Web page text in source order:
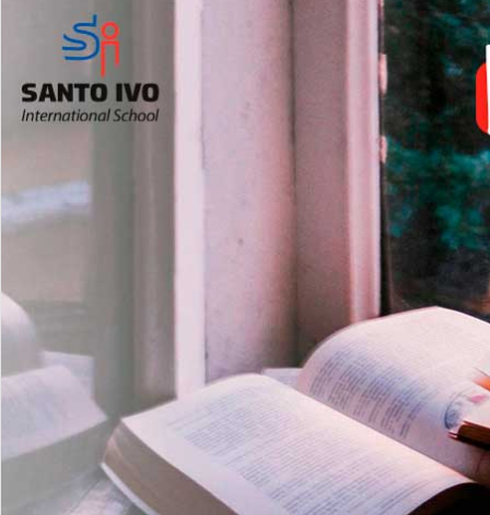
Matrículas Abertas 2026
2º AO 5º ANO FUNDAMENTAL
es
Com imersão Bilingue - Anos
Finais
6º AO 9º ANO FUNDAMENTAL
Inglês: Turmas Reduzidas
(Proficiência)